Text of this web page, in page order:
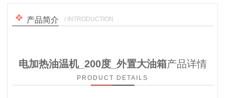
产品简介 / INTRODUCTION
电加热油温机_200度_外置大油箱产品详情
PRODUCT DETAILS